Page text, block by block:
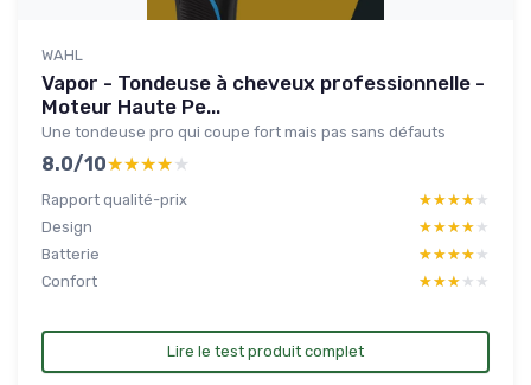
WAHL
Vapor - Tondeuse à cheveux professionnelle -
Moteur Haute Pe...
Une tondeuse pro qui coupe fort mais pas sans défauts
8.0/10★★★★★
★★★★★
Rapport qualité-prix ★★★★★
★★★★★
Design
★★★★★
★★★★★
Batterie
★★★★★
★★★★★
Confort
★★★★★
★★★★★
Lire le test produit complet